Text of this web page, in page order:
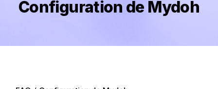
Configuration de Mydoh